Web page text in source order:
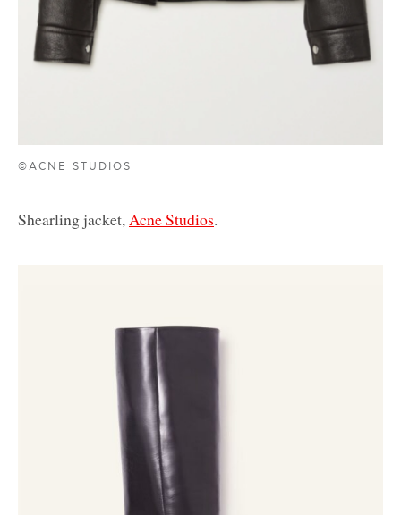
©ACNE STUDIOS
Shearling jacket, Acne Studios.